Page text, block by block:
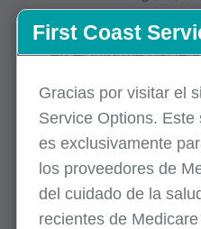
Desmarque las
en el informe
Download PDF
ver/imprimir el
mensaje indicando
informe. Vaya a la
su navegador para
First Coast
Gracias por visitar el
Service Options. Este
es exclusivamente
los proveedores de
del cuidado de la
recientes de